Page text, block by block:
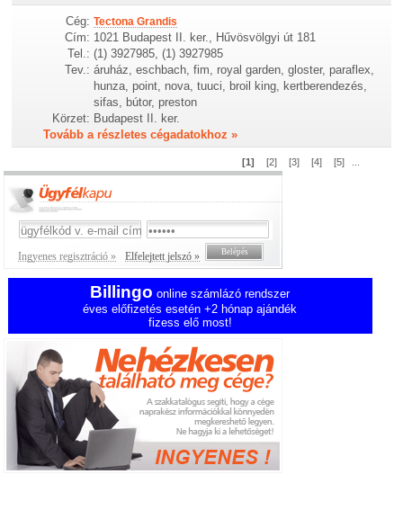
Cég: Tectona Grandis
Cím: 1021 Budapest II. ker., Hűvösvölgyi út 181
Tel.: (1) 3927985, (1) 3927985
Tev.: áruház, eschbach, fim, royal garden, gloster, paraflex,
hunza, point, nova, tuuci, broil king, kertberendezés,
sifas, bútor, preston
Körzet: Budapest II. ker.
Tovább a részletes cégadatokhoz »
[1] [2] [3] [4] [5]
Ingyenes regisztráció » Elfelejtett jelszó »
Billingo online számlázó rendszer
éves előfizetés esetén +2 hónap ajándék
fizess elő most!